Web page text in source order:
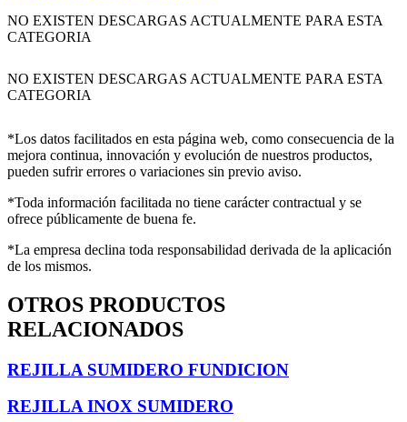
NO EXISTEN DESCARGAS ACTUALMENTE PARA ESTA
CATEGORIA
NO EXISTEN DESCARGAS ACTUALMENTE PARA ESTA
CATEGORIA
*Los datos facilitados en esta página web, como consecuencia de la
mejora continua, innovación y evolución de nuestros productos,
pueden sufrir errores o variaciones sin previo aviso.
*Toda información facilitada no tiene carácter contractual y se
ofrece públicamente de buena fe.
*La empresa declina toda responsabilidad derivada de la aplicación
de los mismos.
OTROS PRODUCTOS
RELACIONADOS
REJILLA SUMIDERO FUNDICION
REJILLA INOX SUMIDERO